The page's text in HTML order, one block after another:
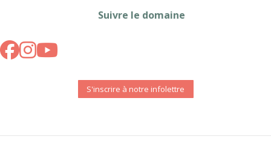
Suivre le domaine
S'inscrire à notre infolettre